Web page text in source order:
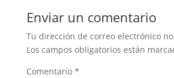
Enviar un comentario
Tu dirección de correo electrónico
Los campos obligatorios están
Comentario *